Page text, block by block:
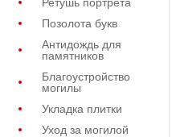
Позолота букв
Антидождь для
памятников
Благоустройство
могилы
Укладка плитки
Уход за могилой